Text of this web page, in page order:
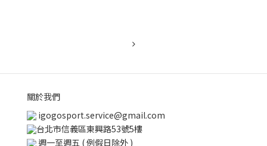
1. 音質
入手一款機車耳機前，音質是一大考慮要點，因為若一款機車
耳機音質不佳，整體的使用體驗應該也會受到影響。
關於我們
igogosport.service@gmail.com
台北市信義區東興路53號5樓
週一至週五 ( 例假日除外 )